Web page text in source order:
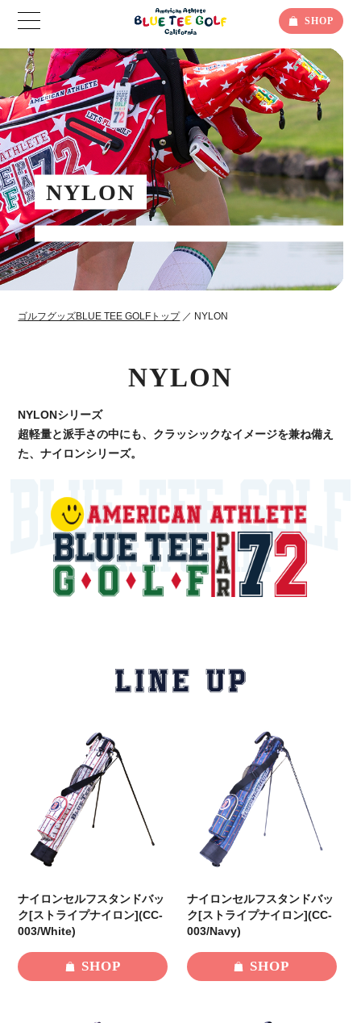
SHOP
NYLON
ゴルフグッズBLUE TEE GOLFトップ／ NYLON
NYLON
NYLONシリーズ
超軽量と派手さの中にも、クラッシックなイメージを兼ね備え
た、ナイロンシリーズ。
ナイロンセルフスタンドバッ
ク[ストライプナイロン](CC-
003/White)
SHOP
ナイロンセルフスタンドバッ
ク[ストライプナイロン](CC-
003/Navy)
SHOP